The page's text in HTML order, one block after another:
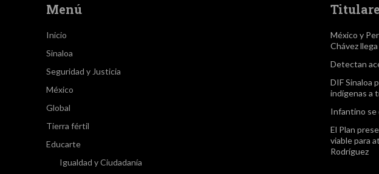
Menú
Inicio
Sinaloa
Seguridad y Justicia
México
Global
Tierra fértil
Educarte
Igualdad y Ciudadanía
México y
Chávez
Detectan
DIF Sinaloa
indígenas a
Infantino se
El Plan
viable para
Rodríguez